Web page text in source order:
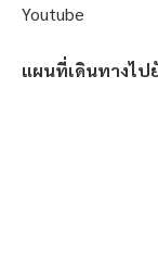
Youtube
แผนที่เดินทางไป